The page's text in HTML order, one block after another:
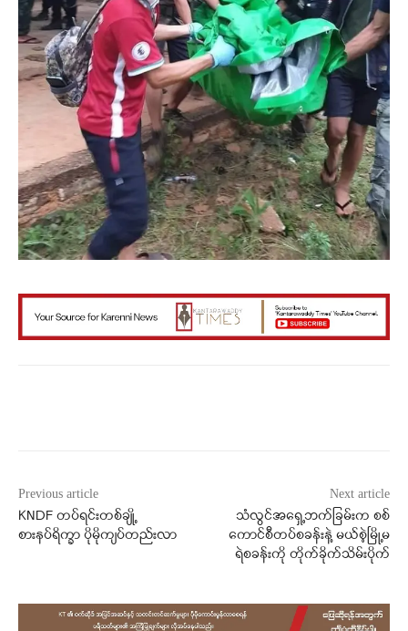
Previous article
KNDF တပ်ရင်းတစ်ချို့
စားနပ်ရိက္ခာ ပိုမိုကျပ်တည်းလာ
Next article
သံလွင်အရှေ့ဘက်ခြမ်းက စစ်
ကောင်စီတပ်စခန်းနဲ့ မယ်စဲ့မြို့မ
ရဲစခန်းကို တိုက်ခိုက်သိမ်းပိုက်